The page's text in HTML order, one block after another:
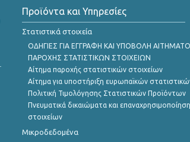
Προϊόντα και Υπηρεσίες
Στατιστικά στοιχεία
ΟΔΗΓΙΕΣ ΓΙΑ ΕΓΓΡΑΦΗ ΚΑΙ ΥΠΟΒΟΛΗ
ΠΑΡΟΧΗΣ ΣΤΑΤΙΣΤΙΚΩΝ ΣΤΟΙΧΕΙΩΝ
Αίτημα παροχής στατιστικών στοιχείων
Αίτημα για υποστήριξη ευρωπαϊκών
Πολιτική Τιμολόγησης Στατιστικών Προϊόντων
Πνευματικά δικαιώματα και επαναχρησιμοποίηση
στοιχείων
Μικροδεδομένα